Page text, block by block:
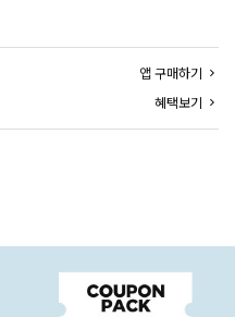
앱 구매하기
혜택보기